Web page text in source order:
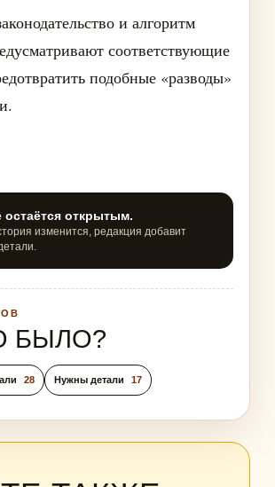
и алгоритм
соответствующие
подобные «разводы»
остаётся открытым.
изменится, редакция добавит
БЫЛО?
28 Нужны детали 17